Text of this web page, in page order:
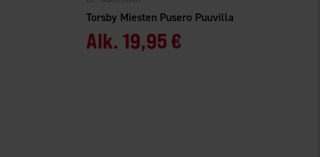
Torsby Miesten Pusero Puuvilla
Alk. 19,95 €